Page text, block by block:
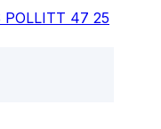
POLLITT 47 25